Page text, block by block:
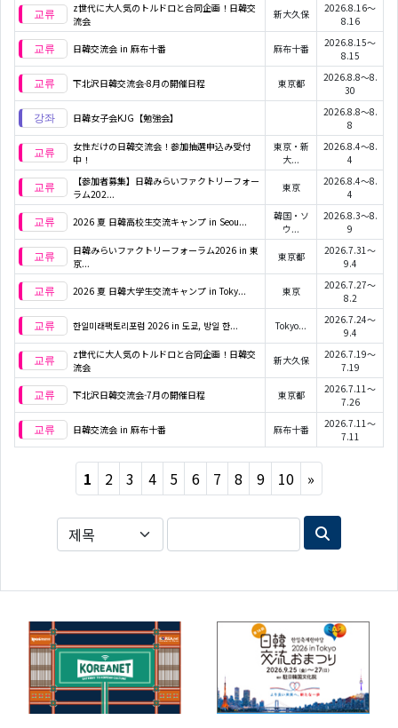
z世代に大人気のトルドロと合同企画！日韓交
流会
新大久保
2026.8.16～
8.16
日韓交流会 in 麻布十番 麻布十番
2026.8.15～
8.15
下北沢日韓交流会-8月の開催日程 東京都
2026.8.8～8.
30
日韓女子会KJG【勉強会】
2026.8.8～8.
8
女性だけの日韓交流会！参加抽選申込み受付
中！
東京・新
大...
2026.8.4～8.
4
【参加者募集】日韓みらいファクトリーフォー
ラム202...
東京
2026.8.4～8.
4
2026 夏 日韓高校生交流キャンプ in Seou...
韓国・ソ
ウ...
2026.8.3～8.
9
日韓みらいファクトリーフォーラム2026 in 東
京...
東京都
2026.7.31～
9.4
2026 夏 日韓大学生交流キャンプ in Toky... 東京
2026.7.27～
8.2
한일미래팩토리포럼 2026 in 도쿄, 방일 한... Tokyo...
2026.7.24～
9.4
z世代に大人気のトルドロと合同企画！日韓交
流会
新大久保
2026.7.19～
7.19
下北沢日韓交流会-7月の開催日程 東京都
2026.7.11～
7.26
日韓交流会 in 麻布十番 麻布十番
2026.7.11～
7.11
1 2 3 4 5 6 7 8 9 10 »